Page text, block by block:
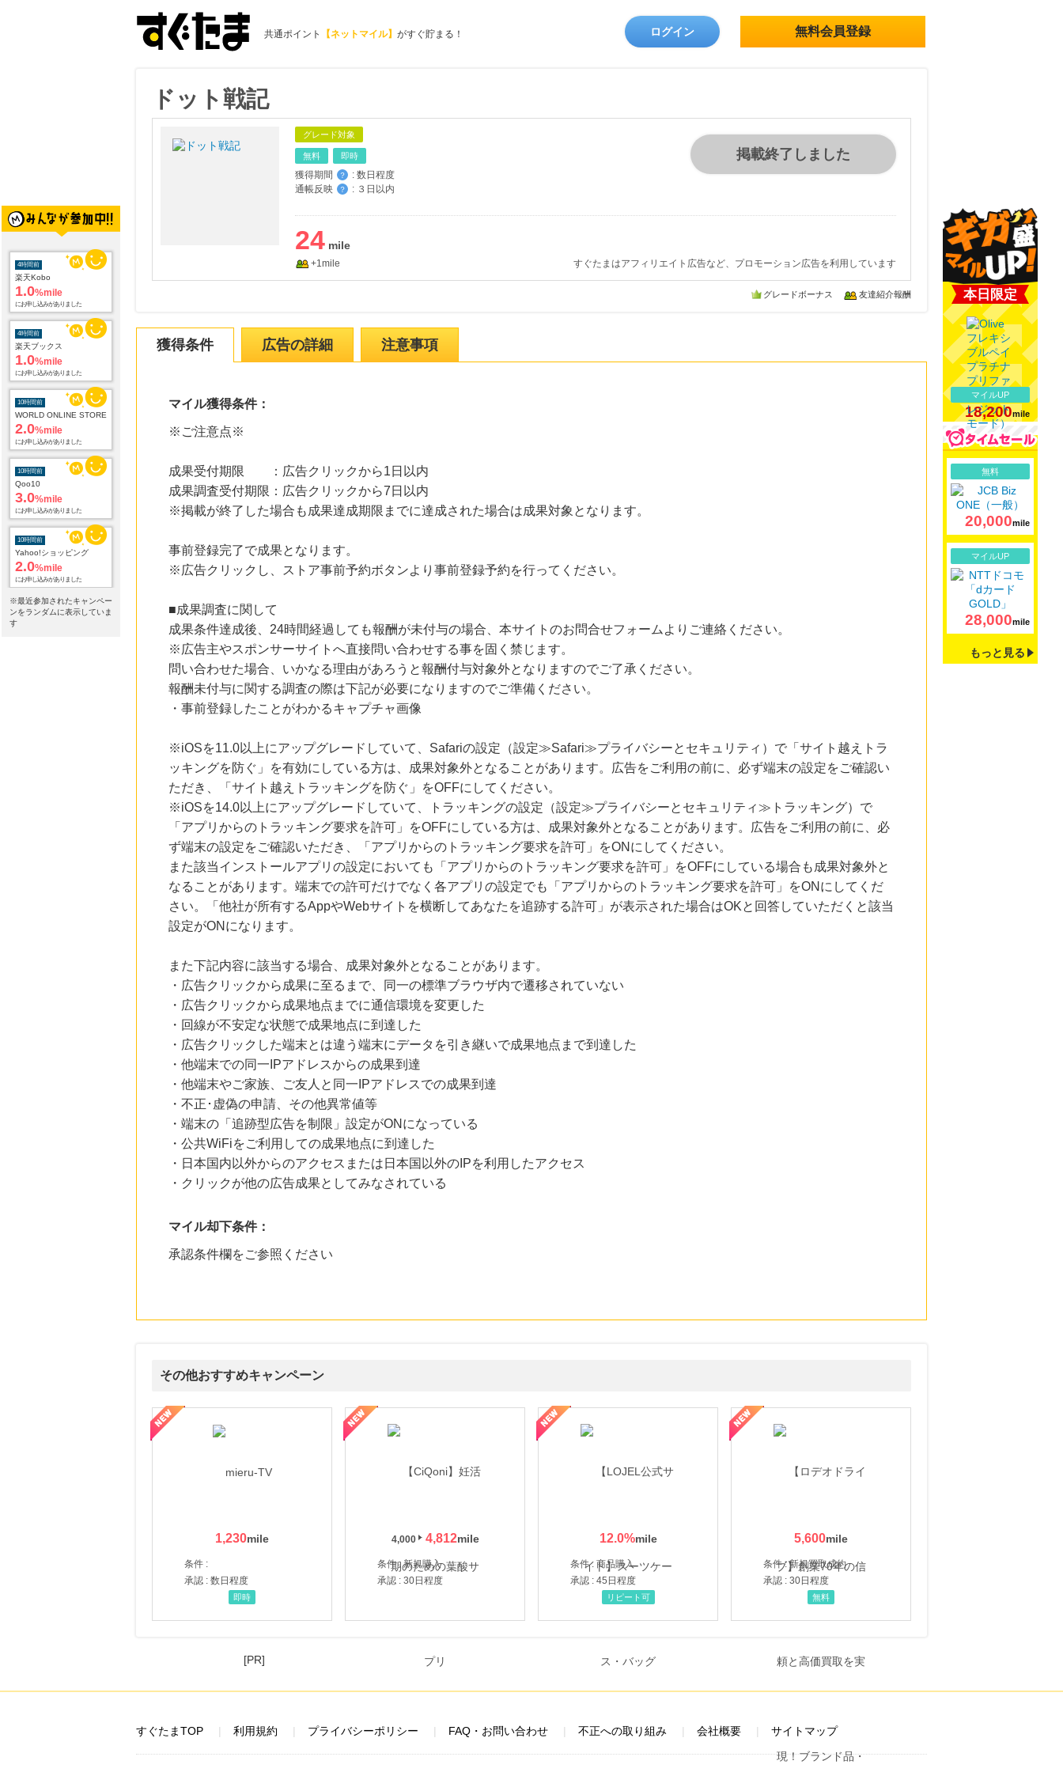
共通ポイント 【ネットマイル】 がすぐ貯まる！ ログイン 無料会員登録
4時間前
楽天Kobo
1.0%mile
にお申し込みがありました
4時間前
楽天ブックス
1.0%mile
にお申し込みがありました
10時間前
WORLD ONLINE STORE
2.0%mile
にお申し込みがありました
10時間前
Qoo10
3.0%mile
にお申し込みがありました
10時間前
Yahoo!ショッピング
2.0%mile
にお申し込みがありました
10時間前
※最近参加されたキャンペー
ンをランダムに表示していま
す
ドット戦記
グレード対象
無料 即時
獲得期間 ？ : 数日程度
通帳反映
？ : ３日以内
掲載終了しました
24
+1mile すぐたまはアフィリエイト広告など、プロモーション広告を利用しています
グレードボーナス 友達紹介報酬
獲得条件 広告の詳細 注意事項
マイル獲得条件：
※ご注意点※
成果受付期限 ：広告クリックから1日以内
成果調査受付期限：広告クリックから7日以内
※掲載が終了した場合も成果達成期限までに達成された場合は成果対象となります。
事前登録完了で成果となります。
※広告クリックし、ストア事前予約ボタンより事前登録予約を行ってください。
■成果調査に関して
成果条件達成後、24時間経過しても報酬が未付与の場合、本サイトのお問合せフォームよりご連絡ください。
※広告主やスポンサーサイトへ直接問い合わせする事を固く禁じます。
問い合わせた場合、いかなる理由があろうと報酬付与対象外となりますのでご了承ください。
報酬未付与に関する調査の際は下記が必要になりますのでご準備ください。
・事前登録したことがわかるキャプチャ画像
※iOSを11.0以上にアップグレードしていて、Safariの設定（設定≫Safari≫プライバシーとセキュリティ）で「サイト越えトラ
ッキングを防ぐ」を有効にしている方は、成果対象外となることがあります。広告をご利用の前に、必ず端末の設定をご確認い
ただき、「サイト越えトラッキングを防ぐ」をOFFにしてください。
※iOSを14.0以上にアップグレードしていて、トラッキングの設定（設定≫プライバシーとセキュリティ≫トラッキング）で
「アプリからのトラッキング要求を許可」をOFFにしている方は、成果対象外となることがあります。広告をご利用の前に、必
ず端末の設定をご確認いただき、「アプリからのトラッキング要求を許可」をONにしてください。
また該当インストールアプリの設定においても「アプリからのトラッキング要求を許可」をOFFにしている場合も成果対象外と
なることがあります。端末での許可だけでなく各アプリの設定でも「アプリからのトラッキング要求を許可」をONにしてくだ
さい。「他社が所有するAppやWebサイトを横断してあなたを追跡する許可」が表示された場合はOKと回答していただくと該当
設定がONになります。
また下記内容に該当する場合、成果対象外となることがあります。
・広告クリックから成果に至るまで、同一の標準ブラウザ内で遷移されていない
・広告クリックから成果地点までに通信環境を変更した
・回線が不安定な状態で成果地点に到達した
・広告クリックした端末とは違う端末にデータを引き継いで成果地点まで到達した
・他端末での同一IPアドレスからの成果到達
・他端末やご家族、ご友人と同一IPアドレスでの成果到達
・不正･虚偽の申請、その他異常値等
・端末の「追跡型広告を制限」設定がONになっている
・公共WiFiをご利用しての成果地点に到達した
・日本国内以外からのアクセスまたは日本国以外のIPを利用したアクセス
・クリックが他の広告成果としてみなされている
マイル却下条件：
承認条件欄をご参照ください
その他おすすめキャンペーン
1,230
条件 :
承認 : 数日程度
即時
4,000 4,812
条件 : 新規購入
承認 : 30日程度
12.0%
条件 : 商品購入
承認 : 45日程度
【LOJEL公式サイト】スーツケース・バッグ
リピート可
5,600
条件 : 新規買取成約
承認 : 30日程度
【ロデオドライブ】創業70年の信頼と高価買取を実現！ブランド品・貴金属の無料査定
無料
本日限定
マイルUP
18,200mile
無料
20,000mile
マイルUP
28,000mile
もっと見る
[PR]
すぐたまTOP 利用規約 プライバシーポリシー FAQ・お問い合わせ 不正への取り組み 会社概要 サイトマップ